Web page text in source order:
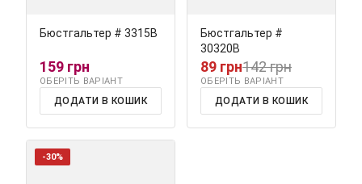
Бюстгальтер # 3315В
159 грн
ОБЕРІТЬ ВАРІАНТ
ДОДАТИ В КОШИК
Бюстгальтер #
30320В
89 грн142 грн
ОБЕРІТЬ ВАРІАНТ
ДОДАТИ В КОШИК
-30%